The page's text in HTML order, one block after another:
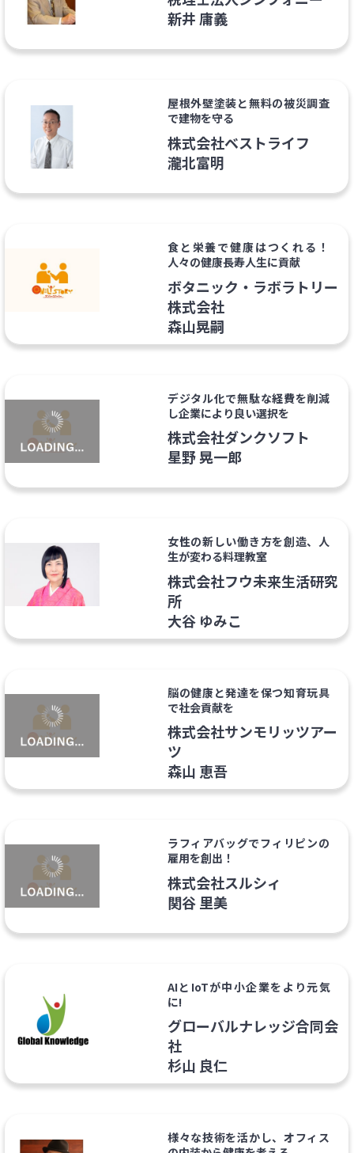
新井 庸義
屋根外壁塗装と無料の被災調査
で建物を守る
株式会社ベストライフ
瀧北富明
食と栄養で健康はつくれる！
人々の健康長寿人生に貢献
ボタニック・ラボラトリー
株式会社
森山晃嗣
デジタル化で無駄な経費を削減
し企業により良い選択を
株式会社ダンクソフト
星野 晃一郎
女性の新しい働き方を創造、人
生が変わる料理教室
株式会社フウ未来生活研究
所
大谷 ゆみこ
脳の健康と発達を保つ知育玩具
で社会貢献を
株式会社サンモリッツアー
ツ
森山 恵吾
ラフィアバッグでフィリピンの
雇用を創出！
株式会社スルシィ
関谷 里美
AIとIoTが中小企業をより元気
に!
グローバルナレッジ合同会
社
杉山 良仁
様々な技術を活かし、オフィス